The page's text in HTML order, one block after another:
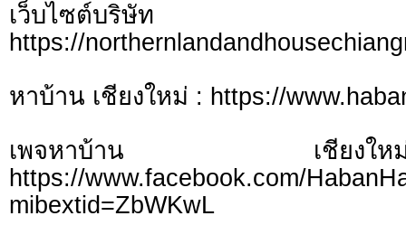
เว็บไซต์บ
https://
หาบ้าน เชียงใหม่ : https://
เพจหาบ้าน เชี
https://www.facebook.com/
mibextid=ZbWKwL